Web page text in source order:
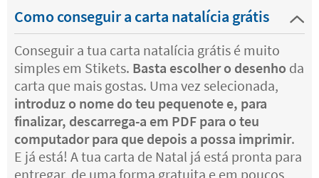
Como conseguir a carta natalícia grátis
Conseguir a tua carta natalícia grátis é muito
simples em Stikets. Basta escolher o desenho da
carta que mais gostas. Uma vez selecionada,
introduz o nome do teu pequenote e, para
finalizar, descarrega-a em PDF para o teu
computador para que depois a possa imprimir.
E já está! A tua carta de Natal já está pronta para
entregar, de uma forma gratuita e em poucos